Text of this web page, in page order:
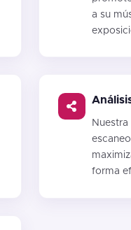
a su
forma